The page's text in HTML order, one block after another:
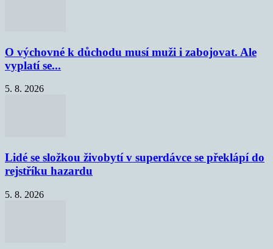
O výchovné k důchodu musí muži i zabojovat. Ale
vyplatí se...
5. 8. 2026
Lidé se složkou živobytí v superdávce se překlápí do
rejstříku hazardu
5. 8. 2026